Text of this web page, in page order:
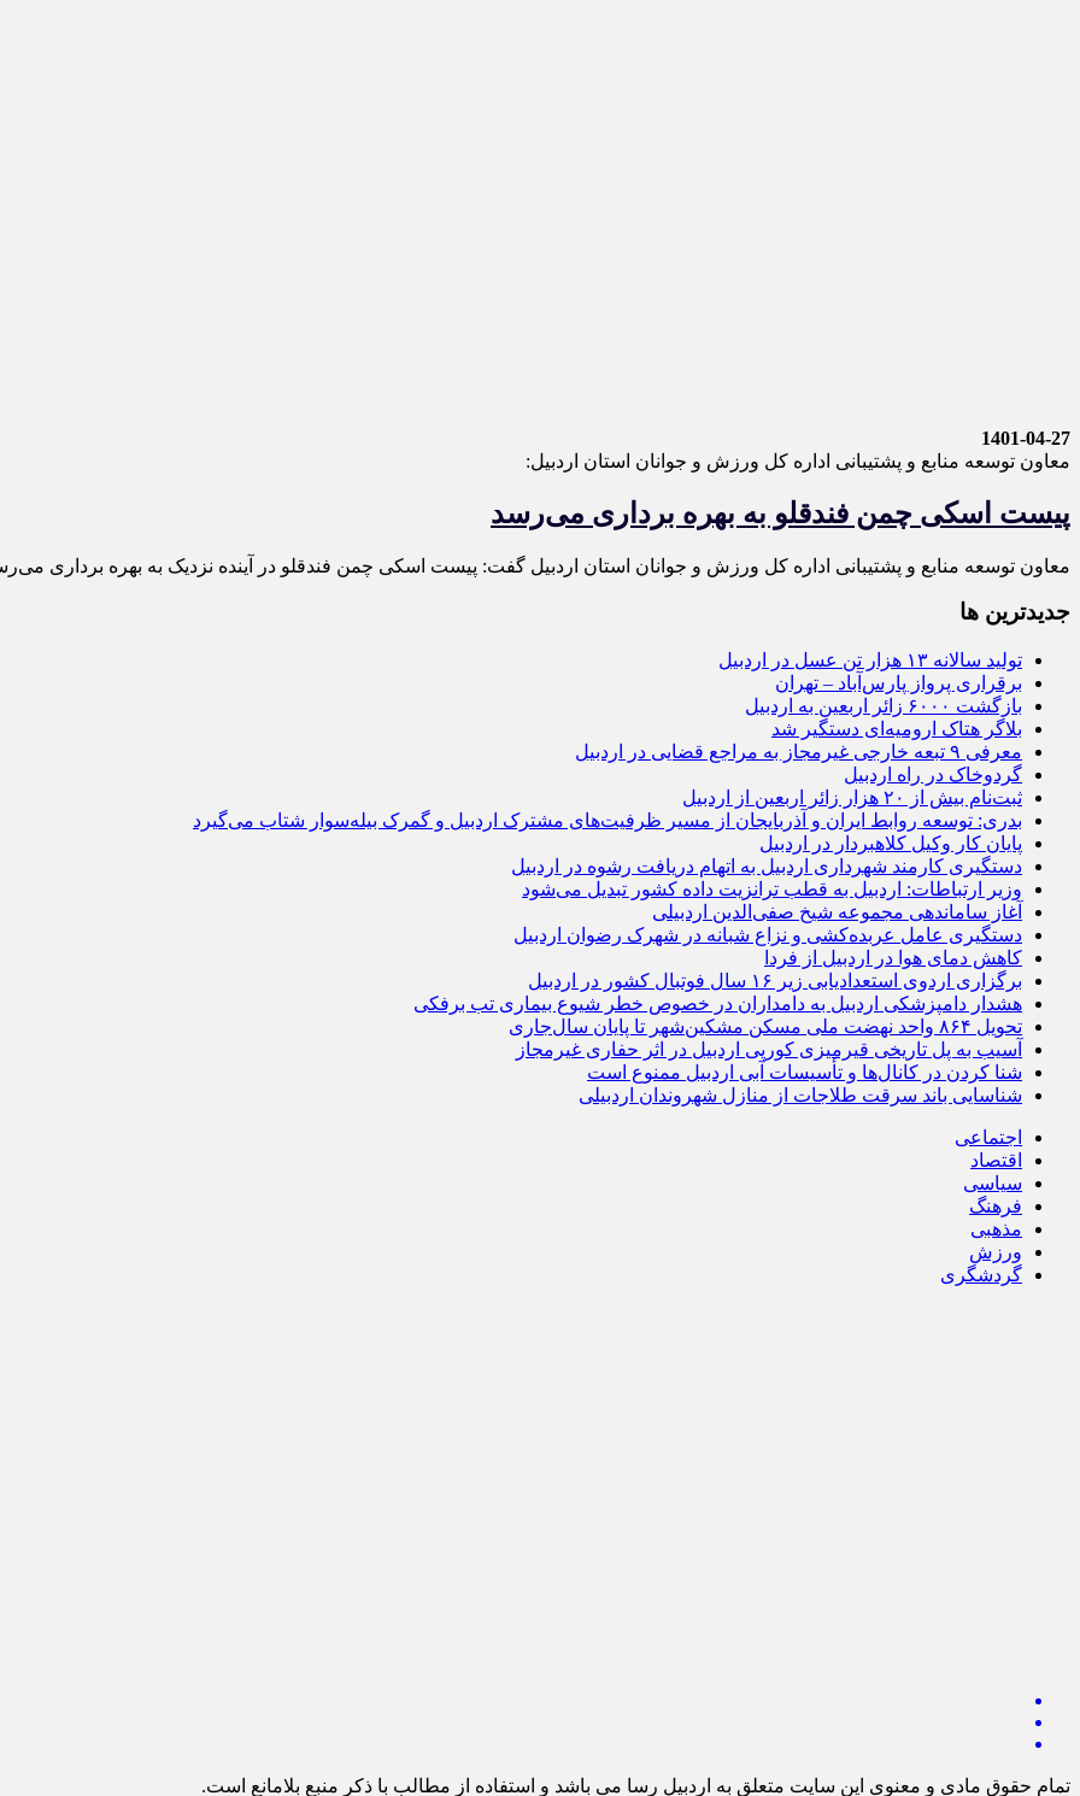
1401-04-27
معاون توسعه منابع و پشتیبانی اداره کل ورزش و جوانان استان اردبیل:
پیست اسکی چمن فندقلو به بهره برداری می‌رسد
معاون توسعه منابع و پشتیبانی اداره کل ورزش و جوانان استان اردبیل گفت: پیست اسکی چمن فندقلو در آینده نزدیک به بهره برداری
جديدترين ها
تولید سالانه ۱۳ هزار تن عسل در اردبیل
برقراری پرواز پارس‌آباد – تهران
بازگشت ۶۰۰۰ زائر اربعین به اردبیل
بلاگر هتاک ارومیه‌ای دستگیر شد
معرفی ۹ تبعه خارجی غیرمجاز به مراجع قضایی در اردبیل
گردوخاک در راه اردبیل
ثبت‌نام بیش از ۲۰ هزار زائر اربعین از اردبیل
بدری: توسعه روابط ایران و آذربایجان از مسیر ظرفیت‌های مشترک اردبیل و گمرک بیله‌سوار شتاب می‌گیرد
پایان کار وکیل کلاهبردار در اردبیل
دستگیری کارمند شهرداری اردبیل به اتهام دریافت رشوه در اردبیل
وزیر ارتباطات: اردبیل به قطب ترانزیت داده کشور تبدیل می‌شود
آغاز ساماندهی مجموعه شیخ صفی‌الدین اردبیلی
دستگیری عامل عربده‌کشی و نزاع شبانه در شهرک رضوان اردبیل
کاهش دمای هوا در اردبیل از فردا
برگزاری اردوی استعدادیابی زیر ۱۶ سال فوتبال کشور در اردبیل
هشدار دامپزشکی اردبیل به دامداران در خصوص خطر شیوع بیماری تب برفکی
تحویل ۸۶۴ واحد نهضت ملی مسکن مشکین‌شهر تا پایان سال‌جاری
آسیب به پل تاریخی قیرمیزی کورپی اردبیل در اثر حفاری غیرمجاز
شنا کردن در کانال‌ها و تأسیسات آبی اردبیل ممنوع است
شناسایی باند سرقت طلاجات از منازل شهروندان اردبیلی
اجتماعی
اقتصاد
سیاسی
فرهنگ
مذهبی
ورزش
گردشگری
تمام حقوق مادی و معنوی این سایت متعلق به اردبیل رسا می باشد و استفاده از مطالب با ذکر منبع بلامانع است.